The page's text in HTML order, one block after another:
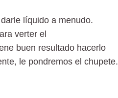
líquido a menudo.
verter el
buen resultado hacerlo
le pondremos el chupete.